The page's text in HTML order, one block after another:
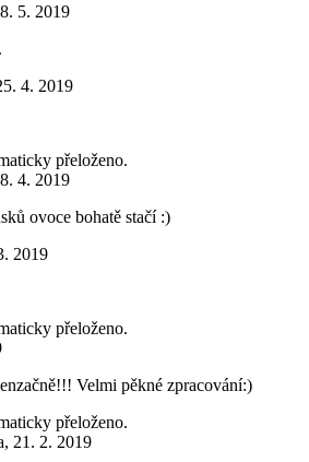
5. 2019
4. 2019
přeloženo.
8. 4. 2019
ovoce bohatě stačí :)
2019
přeloženo.
Velmi pěkné zpracování:)
přeloženo.
, 21. 2. 2019